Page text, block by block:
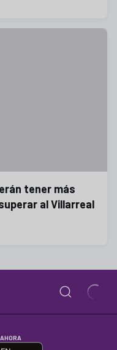
tener más
al Villarreal